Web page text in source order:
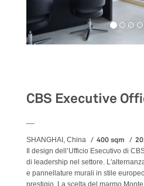
CBS Executive
SHANGHAI, China 400 sqm
Il design dell’Ufficio Esecutivo di
di leadership nel settore.
e pannellature murali in stile
prestigio. La scelta del marmo